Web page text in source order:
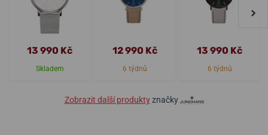
13 990 Kč
Skladem
12 990 Kč
6 týdnů
13 990 Kč
6 týdnů
Zobrazit další produktyznačky